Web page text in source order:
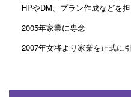
HPやDM、プラン作成などを
2005年家業に専念
2007年女将より家業を正式に